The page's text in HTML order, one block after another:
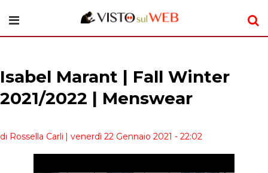
Isabel Marant | Fall Winter
2021/2022 | Menswear
di Rossella Carli | venerdì 22 Gennaio 2021 - 22:02